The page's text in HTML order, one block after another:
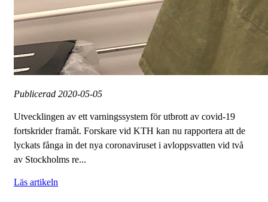
Publicerad 2020-05-05
Utvecklingen av ett varningssystem för utbrott av covid-19
fortskrider framåt. Forskare vid KTH kan nu rapportera att de
lyckats fånga in det nya coronaviruset i avloppsvatten vid två
av Stockholms re...
Läs artikeln